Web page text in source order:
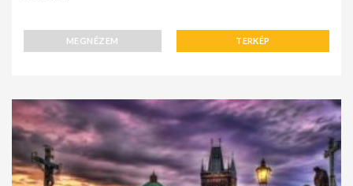
MEGNÉZEM TERKÉP